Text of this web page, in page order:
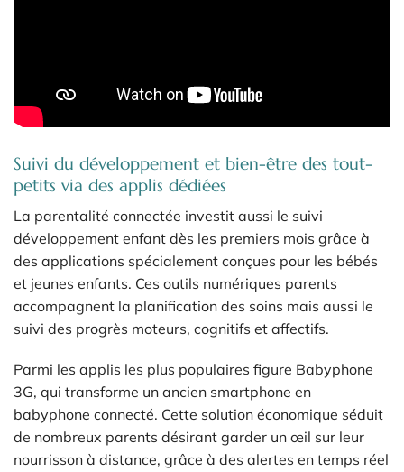
Suivi du développement et bien-être des tout-
petits via des applis dédiées
La parentalité connectée investit aussi le suivi
développement enfant dès les premiers mois grâce à
des applications spécialement conçues pour les bébés
et jeunes enfants. Ces outils numériques parents
accompagnent la planification des soins mais aussi le
suivi des progrès moteurs, cognitifs et affectifs.
Parmi les applis les plus populaires figure Babyphone
3G, qui transforme un ancien smartphone en
babyphone connecté. Cette solution économique séduit
de nombreux parents désirant garder un œil sur leur
nourrisson à distance, grâce à des alertes en temps réel